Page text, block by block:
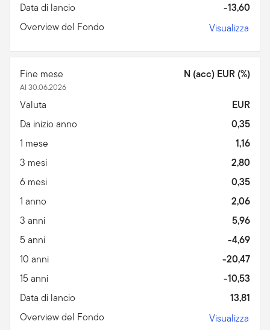
Data di lancio
-13,60
Overview del Fondo
Visualizza
Fine mese
Al 30.06.2026
N (acc) EUR (%)
Valuta
EUR
Da inizio anno
0,35
1 mese
1,16
3 mesi
2,80
6 mesi
0,35
1 anno
2,06
3 anni
5,96
5 anni
-4,69
10 anni
-20,47
15 anni
-10,53
Data di lancio
13,81
Overview del Fondo
Visualizza